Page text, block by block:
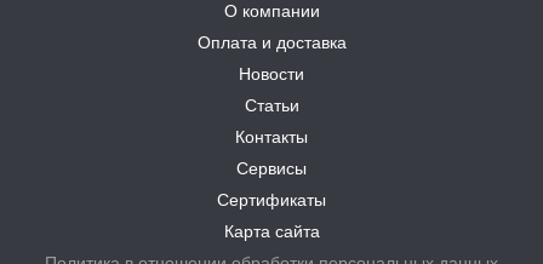
О компании
Оплата и доставка
Новости
Статьи
Контакты
Сервисы
Сертификаты
Карта сайта